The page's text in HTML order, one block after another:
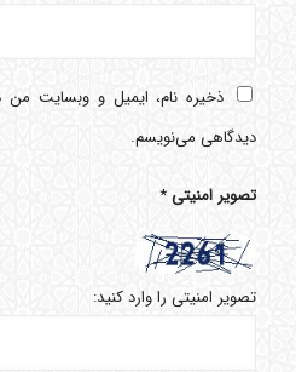
ذخیره نام، ایمیل و وبسایت من
دیدگاهی می‌نویسم.
تصویر امنیتی*
تصویر امنیتی را وارد کنید: